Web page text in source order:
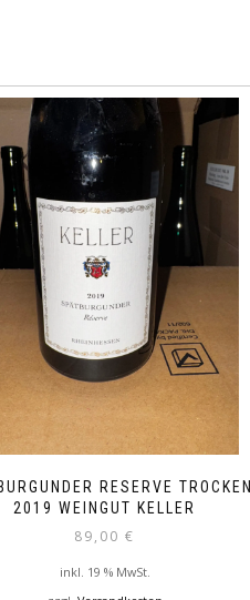
RESERVE TROCKEN
2019 WEINGUT KELLER
89,00€
inkl. 19 % MwSt.